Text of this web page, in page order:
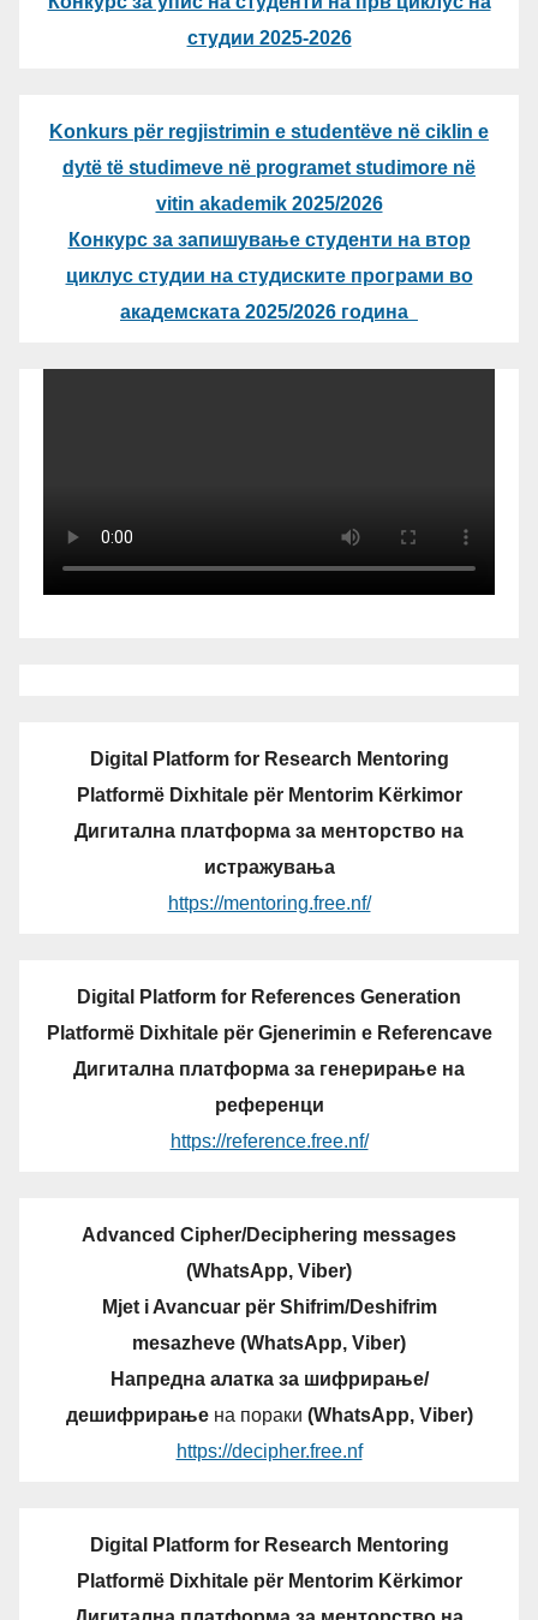
студии 2025-2026
Konkurs për regjistrimin e studentëve në ciklin e
dytë të studimeve në programet studimore në
vitin akademik 2025/2026
Конкурс за запишување студенти на втор
циклус студии на студиските програми во
академската 2025/2026 година
Digital Platform for Research Mentoring
Platformë Dixhitale për Mentorim Kërkimor
Дигитална платформа за менторство на
истражувања
https://mentoring.free.nf/
Digital Platform for References Generation
Platformë Dixhitale për Gjenerimin e Referencave
Дигитална платформа за генерирање на
референци
https://reference.free.nf/
Advanced Cipher/Deciphering messages
(WhatsApp, Viber)
Mjet i Avancuar për Shifrim/Deshifrim
mesazheve (WhatsApp, Viber)
Напредна алатка за шифрирање/
дешифрирањена пораки (WhatsApp, Viber)
https://decipher.free.nf
Digital Platform for Research Mentoring
Platformë Dixhitale për Mentorim Kërkimor